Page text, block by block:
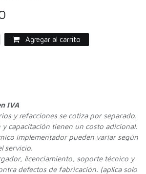
Agregar al carrito
IVA
y refacciones se cotiza por separado.
y capacitación tienen un costo adicional.
implementador pueden variar según
servicio.
licenciamiento, soporte técnico y
defectos de fabricación. (aplica solo